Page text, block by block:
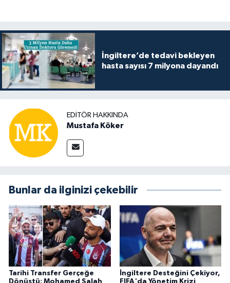
İngiltere’de tedavi bekleyen
hasta sayısı 7 milyona dayandı
EDITÖR HAKKINDA
Mustafa Köker
Bunlar da ilginizi çekebilir
Tarihi Transfer Gerçeğe
Dönüştü: Mohamed Salah
İngiltere Desteğini Çekiyor,
FIFA'da Yönetim Krizi